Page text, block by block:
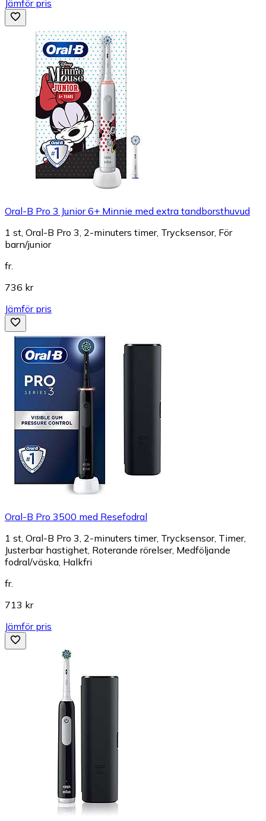
Jämför pris
Oral-B Pro 3 Junior 6+ Minnie med extra tandborsthuvud
1 st, Oral-B Pro 3, 2-minuters timer, Trycksensor, För
barn/junior
fr.
736 kr
Jämför pris
Oral-B Pro 3500 med Resefodral
1 st, Oral-B Pro 3, 2-minuters timer, Trycksensor, Timer,
Justerbar hastighet, Roterande rörelser, Medföljande
fodral/väska, Halkfri
fr.
713 kr
Jämför pris